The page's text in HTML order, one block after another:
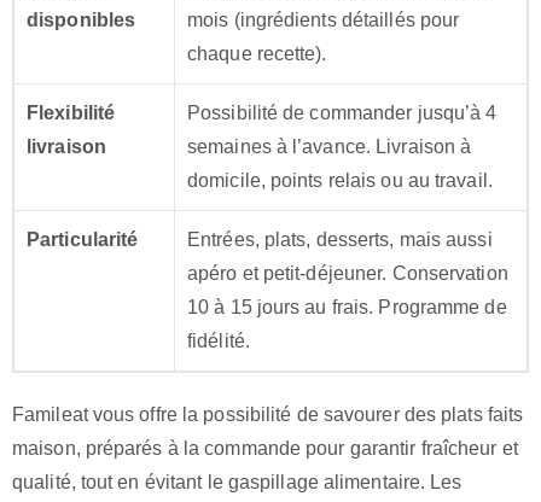
disponibles
mois (ingrédients détaillés pour
chaque recette).
Flexibilité
livraison
Possibilité de commander jusqu’à 4
semaines à l’avance. Livraison à
domicile, points relais ou au travail.
Particularité
Entrées, plats, desserts, mais aussi
apéro et petit-déjeuner. Conservation
10 à 15 jours au frais. Programme de
fidélité.
Famileat vous offre la possibilité de savourer des plats faits
maison, préparés à la commande pour garantir fraîcheur et
qualité, tout en évitant le gaspillage alimentaire. Les